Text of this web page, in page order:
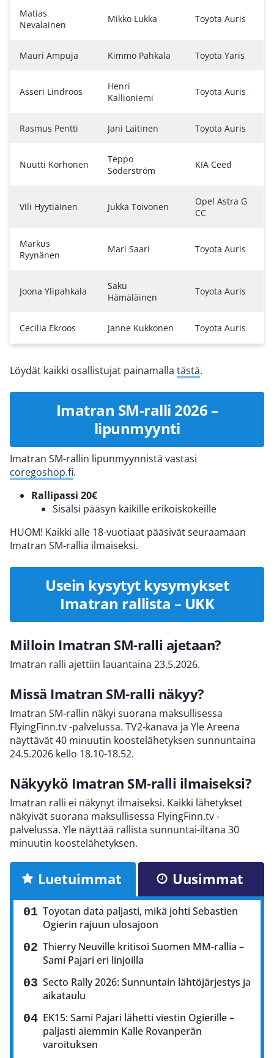
Matias
Nevalainen
Mikko Lukka Toyota Auris
Mauri Ampuja Kimmo Pahkala Toyota Yaris
Asseri Lindroos
Henri
Kallioniemi
Toyota Auris
Rasmus Pentti Jani Laitinen Toyota Auris
Nuutti Korhonen
Teppo
Söderström
KIA Ceed
Vili Hyytiäinen Jukka Toivonen
Opel Astra G
CC
Markus
Ryynänen
Mari Saari Toyota Auris
Joona Ylipahkala
Saku
Hämäläinen
Toyota Auris
Cecilia Ekroos Janne Kukkonen Toyota Auris
Löydät kaikki osallistujat painamalla tästä.
Imatran SM-ralli 2026 –
lipunmyynti
Imatran SM-rallin lipunmyynnistä vastasi
coregoshop.fi.
Rallipassi 20€
Sisälsi pääsyn kaikille erikoiskokeille
HUOM! Kaikki alle 18-vuotiaat pääsivät seuraamaan
Imatran SM-rallia ilmaiseksi.
Usein kysytyt kysymykset
Imatran rallista – UKK
Milloin Imatran SM-ralli ajetaan?
Imatran ralli ajettiin lauantaina 23.5.2026.
Missä Imatran SM-ralli näkyy?
Imatran SM-rallin näkyi suorana maksullisessa
FlyingFinn.tv -palvelussa. TV2-kanava ja Yle Areena
näyttävät 40 minuutin koostelähetyksen sunnuntaina
24.5.2026 kello 18.10-18.52.
Näkyykö Imatran SM-ralli ilmaiseksi?
Imatran ralli ei näkynyt ilmaiseksi. Kaikki lähetykset
näkyivät suorana maksullisessa FlyingFinn.tv -
palvelussa. Yle näyttää rallista sunnuntai-iltana 30
minuutin koostelähetyksen.
Luetuimmat Uusimmat
Toyotan data paljasti, mikä johti Sebastien
Ogierin rajuun ulosajoon
Thierry Neuville kritisoi Suomen MM-rallia –
Sami Pajari eri linjoilla
Secto Rally 2026: Sunnuntain lähtöjärjestys ja
aikataulu
EK15: Sami Pajari lähetti viestin Ogierille –
paljasti aiemmin Kalle Rovanperän
varoituksen